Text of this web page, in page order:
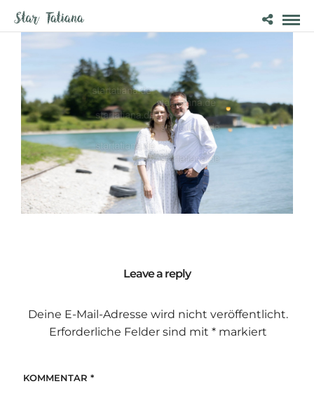
Leave a reply
Deine E-Mail-Adresse wird nicht veröffentlicht.
Erforderliche Felder sind mit *markiert
KOMMENTAR *